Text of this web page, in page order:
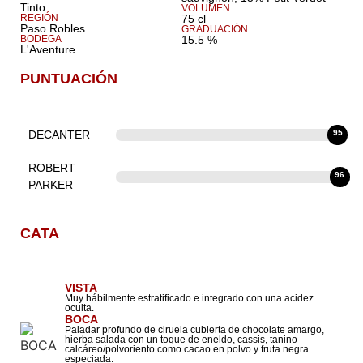
Tinto
REGIÓN
Paso Robles
BODEGA
L'Aventure
VOLUMEN
75 cl
GRADUACIÓN
15.5 %
PUNTUACIÓN
DECANTER 95
ROBERT
PARKER
96
CATA
VISTA
Muy hábilmente estratificado e integrado con una acidez
oculta.
BOCA
Paladar profundo de ciruela cubierta de chocolate amargo,
hierba salada con un toque de eneldo, cassis, tanino
calcáreo/polvoriento como cacao en polvo y fruta negra
especiada.